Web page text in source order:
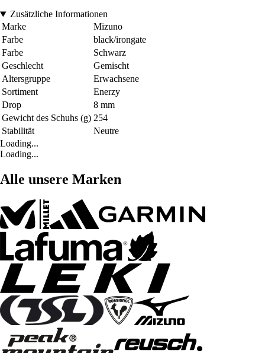
Zusätzliche Informationen
Marke
Mizuno
Farbe
black/irongate
Farbe
Schwarz
Geschlecht
Gemischt
Altersgruppe
Erwachsene
Sortiment
Enerzy
Drop
8 mm
Gewicht des Schuhs (g) 254
Stabilität
Neutre
Loading...
Loading...
Alle unsere Marken